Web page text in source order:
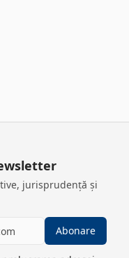
jurisprudență și
Abonare